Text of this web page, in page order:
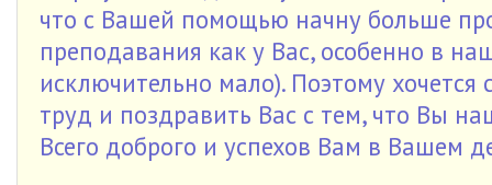
что с Вашей помощью начну больше
преподавания как у Вас, особенно в
исключительно мало). Поэтому
труд и поздравить Вас с тем, что Вы
Всего доброго и успехов Вам в Вашем